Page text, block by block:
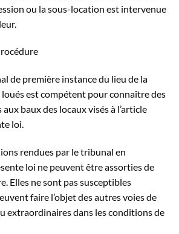
ou la sous-location est intervenue
de première instance du lieu de la
est compétent pour connaître des
baux des locaux visés à l’article
loi.
rendues par le tribunal en
loi ne peuvent être assorties de
Elles ne sont pas susceptibles
faire l’objet des autres voies de
extraordinaires dans les conditions de